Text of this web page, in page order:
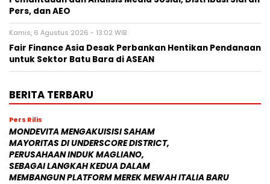
Pers, dan AEO
Kamis, 6 Agustus 2026 - 13:02 WIB
Fair Finance Asia Desak Perbankan Hentikan Pendanaan
untuk Sektor Batu Bara di ASEAN
BERITA TERBARU
Pers Rilis
MONDEVITA MENGAKUISISI SAHAM
MAYORITAS DI UNDERSCORE DISTRICT,
PERUSAHAAN INDUK MAGLIANO,
SEBAGAI LANGKAH KEDUA DALAM
MEMBANGUN PLATFORM MEREK MEWAH ITALIA BARU